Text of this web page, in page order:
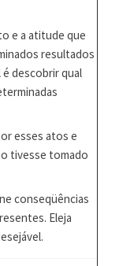
e a atitude que
resultados
descobrir qual
esses atos e
tivesse tomado
conseqüências
Eleja